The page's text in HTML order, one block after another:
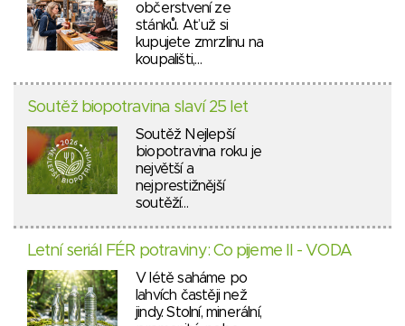
občerstvení ze
stánků. Ať už si
kupujete zmrzlinu na
koupališti,…
Soutěž biopotravina slaví 25 let
Soutěž Nejlepší
biopotravina roku je
největší a
nejprestižnější
soutěží…
Letní seriál FÉR potraviny: Co pijeme II - VODA
V létě saháme po
lahvích častěji než
jindy. Stolní, minerální,